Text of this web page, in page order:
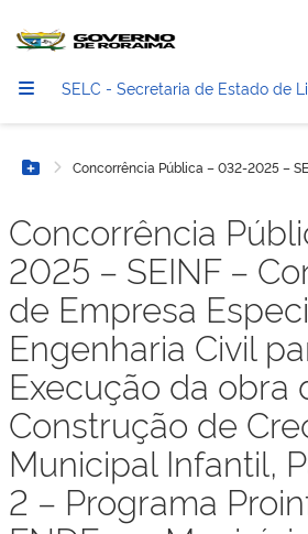
SELC - Secretaria de Estado de
Botão Menu
Concorrência Pública – 032-2025 –
Concorrência
2025 – SEINF –
de Empresa
Engenharia Civil
Execução da obra
Construção de
Municipal Infantil,
2 – Programa